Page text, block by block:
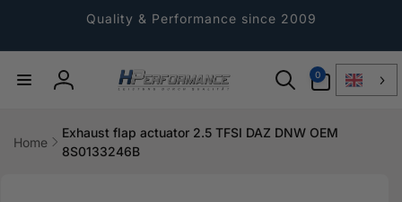
Quality & Performance since 2009
Log
0
Article
Home
Exhaust flap actuator 2.5 TFSI DAZ DNW OEM
8S0133246B